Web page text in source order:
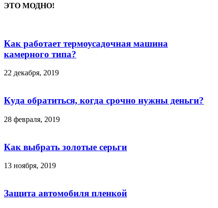
ЭТО МОДНО!
Как работает термоусадочная машина
камерного типа?
22 декабря, 2019
Куда обратиться, когда срочно нужны деньги?
28 февраля, 2019
Как выбрать золотые серьги
13 ноября, 2019
Защита автомобиля пленкой